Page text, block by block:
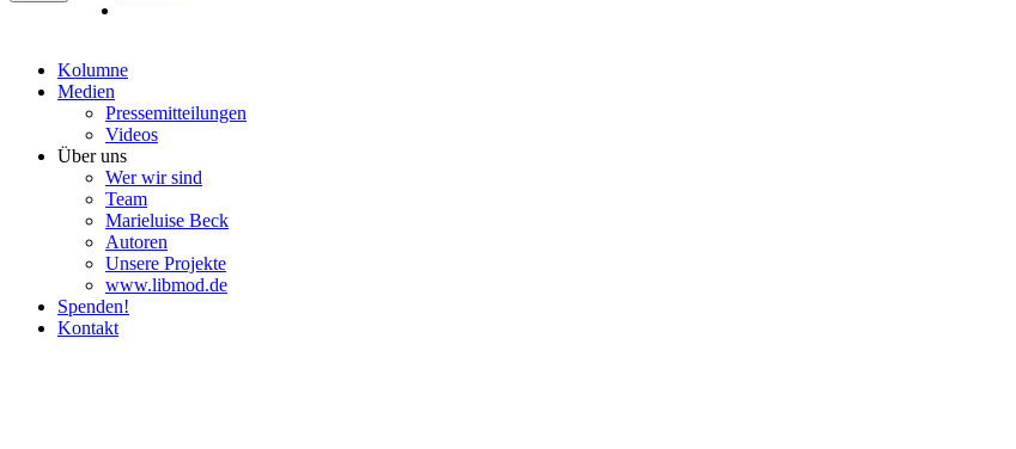
Kolumne
Medien
Pres­se­mit­tei­lun­gen
Videos
Über uns
Wer wir sind
Team
Marie­luise Beck
Autoren
Unsere Pro­jekte
www.libmod.de
Spenden!
Kontakt